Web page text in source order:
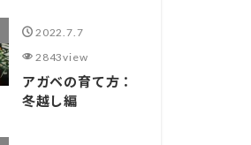
2022.7.7
2843view
アガベの育て方：
冬越し編